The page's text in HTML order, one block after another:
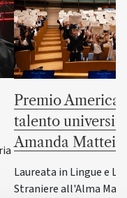
Premio America
talento
Amanda Mattei
Laureata in Lingue e
Straniere all'Alma